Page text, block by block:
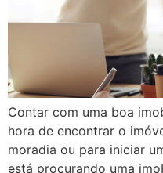
Contar com uma boa
hora de encontrar o
moradia ou para iniciar
está procurando uma